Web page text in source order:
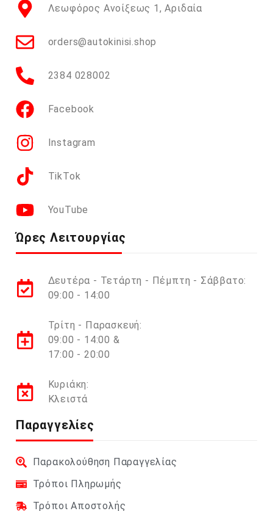
Λεωφόρος Ανοίξεως 1, Αριδαία
orders@autokinisi.shop
2384 028002
Facebook
Instagram
TikTok
YouTube
Ώρες Λειτουργίας
Δευτέρα - Τετάρτη - Πέμπτη - Σάββατο:
09:00 - 14:00
Τρίτη - Παρασκευή:
09:00 - 14:00 &
17:00 - 20:00
Κυριάκη:
Κλειστά
Παραγγελίες
Παρακολούθηση Παραγγελίας
Τρόποι Πληρωμής
Τρόποι Αποστολής